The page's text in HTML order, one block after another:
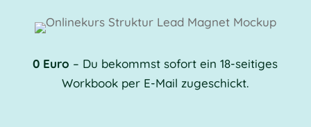
0 Euro – Du bekommst sofort ein 18-seitiges
Workbook per E-Mail zugeschickt.